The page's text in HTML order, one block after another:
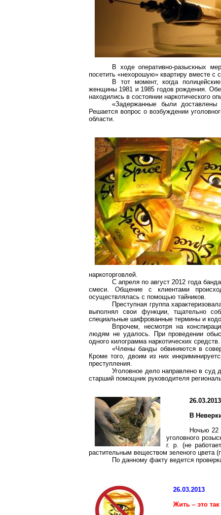
В ходеоперативно-разыскных
посетить «нехорошую» квартиру вместе с
В тот момент, когда
женщины 1981 и 1985 годов рождения.
находились в состоянии наркотического
«Задержанные были
Решается вопрос о возбуждении
области.
наркоторговлей.
С апреля по август 2012 года
смеси. Общение с клиентами
осуществлялась с помощью тайников.
Преступная группа
выполнял свои функции, тщательно
специальные шифрованные термины и
Впрочем, несмотря на
людям не удалось. При проведении
одного килограмма наркотических средств.
«Члены банды обвиняются в
Кроме того, двоим из них
преступления.
Уголовное дело направлено в
старший помощник руководителя
26.03.2013
В
Ночью 22
уголовного
г. р. (не
растительным веществом зеленого цвета
По данному факту ведется
26.03.2013
Жить – это